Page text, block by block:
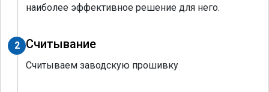
наиболее эффективное решение для него.
2 Считывание
Считываем заводскую прошивку